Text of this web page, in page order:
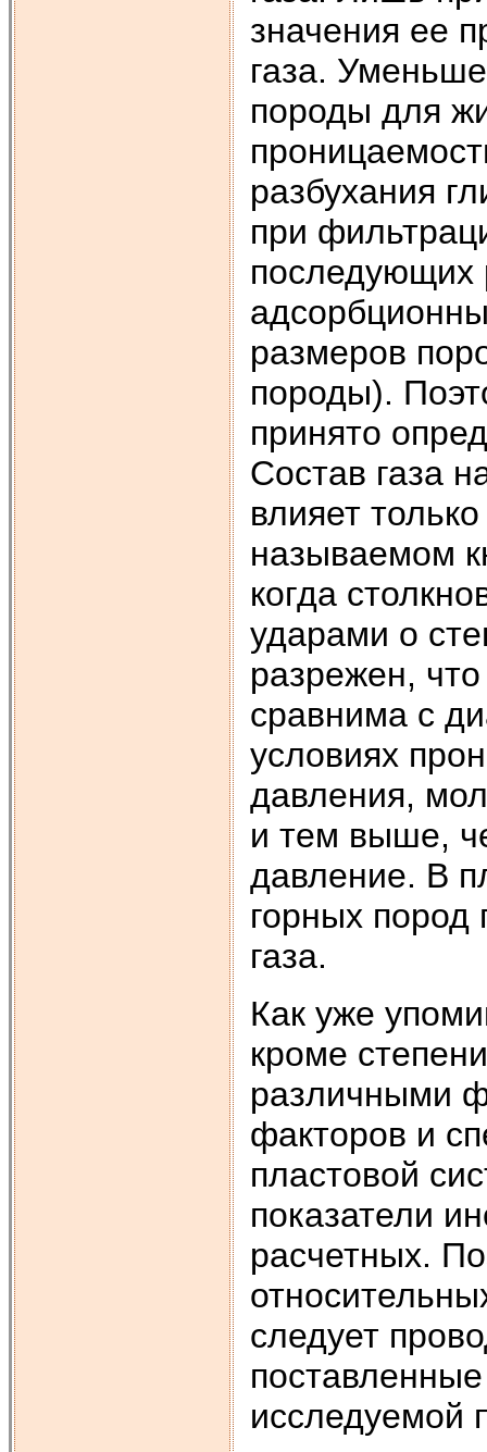
значения ее
газа.
породы для
разбухания
при
последующих
размеров
породы).
принято
Состав газа
влияет
называемом
когда
ударами о
разрежен,
сравнима с
условиях
давления,
и тем выше,
давление. В
горных пород
газа.
Как уже
кроме
различными
факторов и
пластовой
показатели
расчетных.
следует
исследуемой